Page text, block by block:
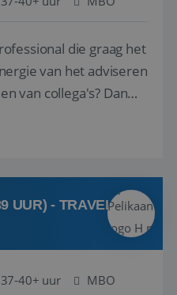
die graag het
van het adviseren
van collega's? Dan
Group) zoeken
UUR) - TRAVEL
37-40+ uur MBO